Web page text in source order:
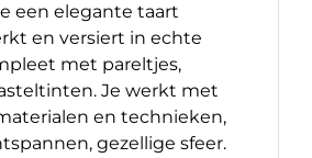
een elegante taart
en versiert in echte
met pareltjes,
Je werkt met
en technieken,
gezellige sfeer.